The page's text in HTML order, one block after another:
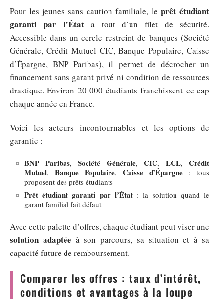
Pour les jeunes sans caution familiale, leprêt étudiant
garanti par l’Étata tout d’un filet de sécurité.
Accessible dans un cercle restreint de banques (Société
Générale, Crédit Mutuel CIC, Banque Populaire, Caisse
d’Épargne, BNP Paribas), il permet de décrocher un
financement sans garant privé ni condition de ressources
drastique. Environ 20 000 étudiants franchissent ce cap
chaque année en France.
Voici les acteurs incontournables et les options de
garantie :
BNP Paribas, Société Générale, CIC, LCL, Crédit
Mutuel, Banque Populaire, Caisse d’Épargne : tous
proposent des prêts étudiants
Prêt étudiant garanti par l’État: la solution quand le
garant familial fait défaut
Avec cette palette d’offres, chaque étudiant peut viser une
solution adaptée à son parcours, sa situation et à sa
capacité future de remboursement.
Comparer les offres : taux d’intérêt,
conditions et avantages à la loupe